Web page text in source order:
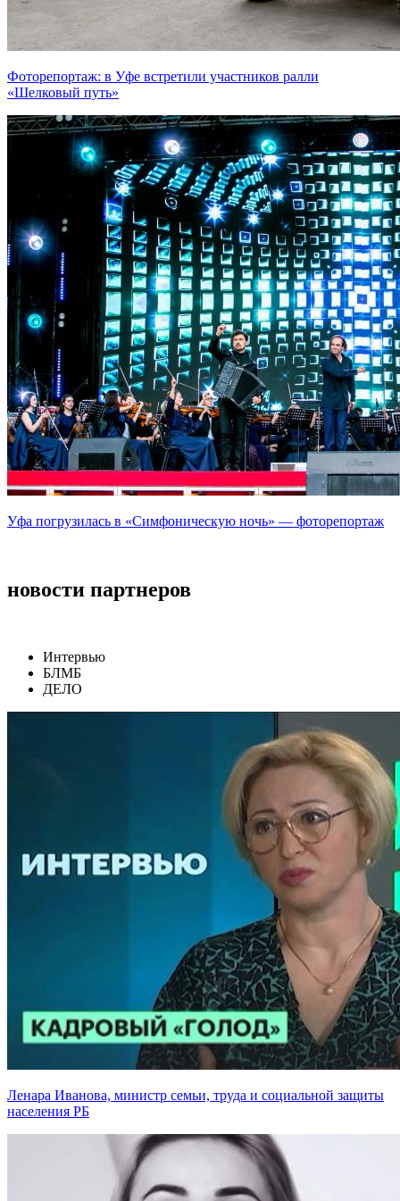
Фоторепортаж: в Уфе встретили участников ралли
«Шелковый путь»
Уфа погрузилась в «Симфоническую ночь» — фоторепортаж
новости партнеров
Интервью
БЛМБ
ДЕЛО
Ленара Иванова, министр семьи, труда и социальной защиты
населения РБ